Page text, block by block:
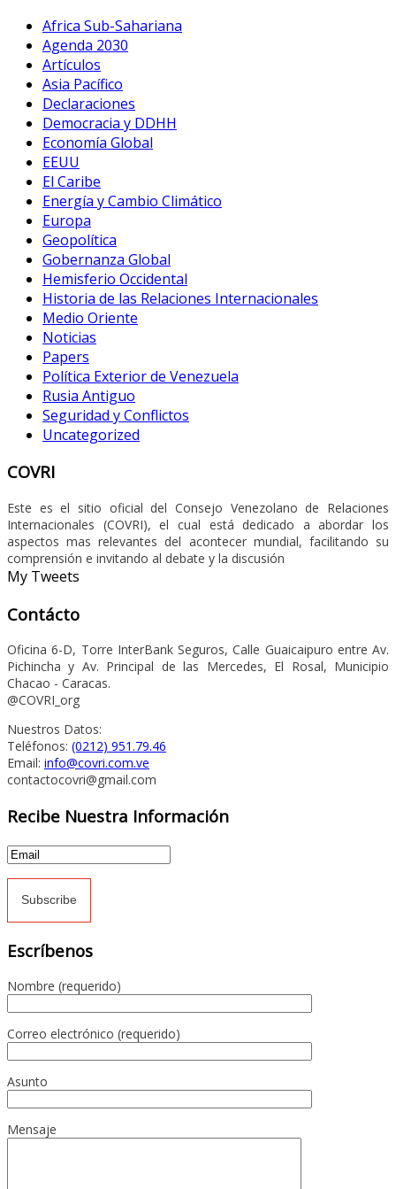
Africa Sub-Sahariana
Agenda 2030
Artículos
Asia Pacífico
Declaraciones
Democracia y DDHH
Economía Global
EEUU
El Caribe
Energía y Cambio Climático
Europa
Geopolítica
Gobernanza Global
Hemisferio Occidental
Historia de las Relaciones Internacionales
Medio Oriente
Noticias
Papers
Política Exterior de Venezuela
Rusia Antiguo
Seguridad y Conflictos
Uncategorized
COVRI
Este es el sitio oficial del Consejo Venezolano de Relaciones
Internacionales (COVRI), el cual está dedicado a abordar los
aspectos mas relevantes del acontecer mundial, facilitando su
comprensión e invitando al debate y la discusión
My Tweets
Contácto
Oficina 6-D, Torre InterBank Seguros, Calle Guaicaipuro entre Av.
Pichincha y Av. Principal de las Mercedes, El Rosal, Municipio
Chacao - Caracas.
@COVRI_org
Nuestros Datos:
Teléfonos: (0212) 951.79.46
Email: info@covri.com.ve
contactocovri@gmail.com
Recibe Nuestra Información
Escríbenos
Nombre (requerido)
Correo electrónico (requerido)
Asunto
Mensaje